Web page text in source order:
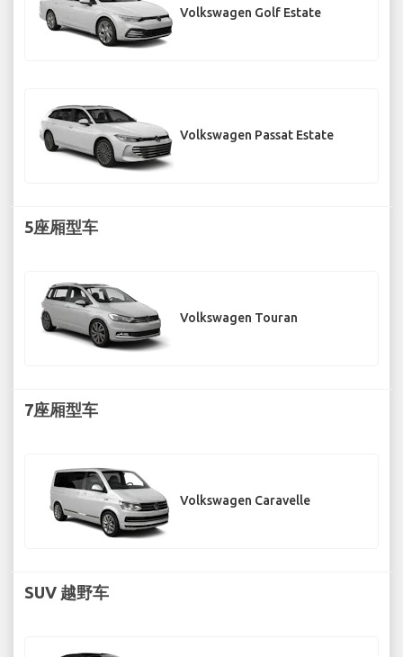
Volkswagen Golf Estate
Volkswagen Passat Estate
5座厢型车
Volkswagen Touran
7座厢型车
Volkswagen Caravelle
SUV 越野车